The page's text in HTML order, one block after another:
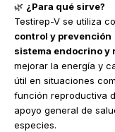
🌿 ¿Para qué sirve?
Testirep-V se utiliza
control y prevención
sistema endocrino y
mejorar la energía y
útil en situaciones
función reproductiva
apoyo general de
especies.